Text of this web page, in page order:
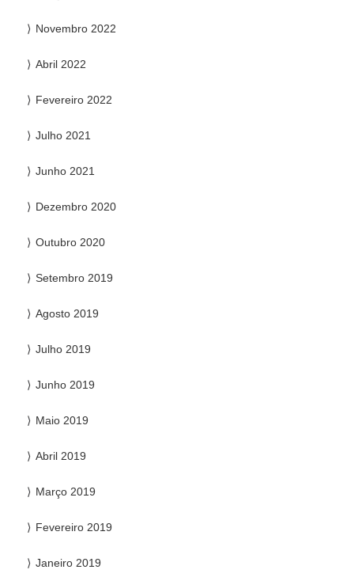
Novembro 2022
Abril 2022
Fevereiro 2022
Julho 2021
Junho 2021
Dezembro 2020
Outubro 2020
Setembro 2019
Agosto 2019
Julho 2019
Junho 2019
Maio 2019
Abril 2019
Março 2019
Fevereiro 2019
Janeiro 2019